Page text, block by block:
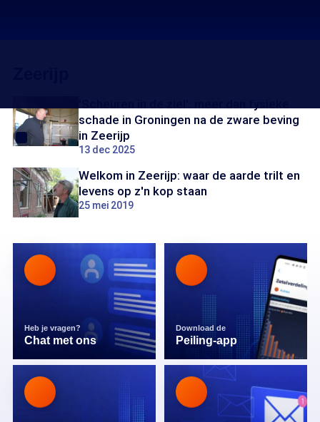
schade in Groningen na de zware beving
in Zeerijp
13 dec 2025
Welkom in Zeerijp: waar de aarde trilt en
levens op z'n kop staan
25 mei 2019
Heb je vragen?
Chat met ons
Download de
Peiling-app